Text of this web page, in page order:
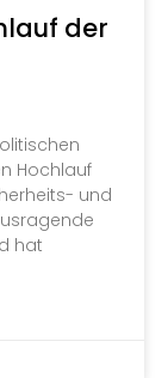
der
Hochlauf
und
hat